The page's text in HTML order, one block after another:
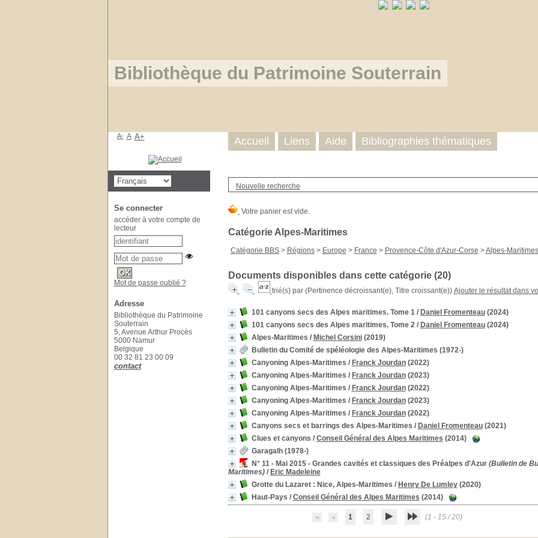
Bibliothèque du Patrimoine Souterrain
Nouvelle recherche
Catégorie Alpes-Maritimes
Catégorie BBS> Régions> Europe > France > Provence-Côte d'Azur-Corse >Alpes-Maritimes
Documents disponibles dans cette catégorie (20)
trié(s) par (Pertinence décroissant(e), Titre croissant(e)) Ajouter le résultat dans
101 canyons secs des Alpes maritimes. Tome 1/ Daniel Fromenteau(2024)
101 canyons secs des Alpes maritimes. Tome 2/ Daniel Fromenteau(2024)
Alpes-Maritimes / Michel Corsini(2019)
Bulletin du Comité de spéléologie des Alpes-Maritimes (1972-)
Canyoning Alpes-Maritimes / Franck Jourdan(2022)
Canyoning Alpes-Maritimes / Franck Jourdan(2023)
Canyoning Alpes-Maritimes / Franck Jourdan(2022)
Canyoning Alpes-Maritimes / Franck Jourdan(2023)
Canyoning Alpes-Maritimes / Franck Jourdan(2022)
Canyons secs et barrings des Alpes-Maritimes / Daniel Fromenteau(2021)
Clues et canyons / Conseil Général des Alpes Maritimes (2014)
Garagalh(1978-)
N° 11 - Mai 2015 - Grandes cavités et classiques des Préalpes d'Azur(Bulletin de
Maritimes)/ Eric Madeleine
Grotte du Lazaret : Nice, Alpes-Maritimes / Henry De Lumley(2020)
Haut-Pays / Conseil Général des Alpes Maritimes (2014)
1 2 (1 - 15 / 20)
Accueil Liens Aide Bibliographies thématiques
A- A A+
Se connecter
accéder à votre compte de
lecteur
Mot de passe oublié ?
Adresse
Bibliothèque du Patrimoine
Souterrain
5, Avenue Arthur Procès
5000 Namur
Belgique
00 32 81 23 00 09
contact